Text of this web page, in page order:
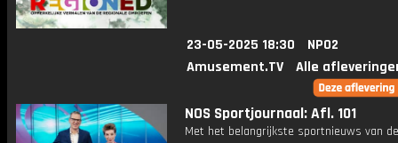
23-05-2025 18:30
NPO2
Amusement.TV
Alle
NOS Sportjournaal: Afl. 101
Met het belangrijkste sportnieuws van